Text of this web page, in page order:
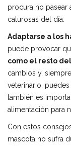
procura no pasear
calurosas del día.
Adaptarse a los
puede provocar
como el resto
cambios y,
veterinario,
también es
alimentación para
Con estos
mascota no sufra